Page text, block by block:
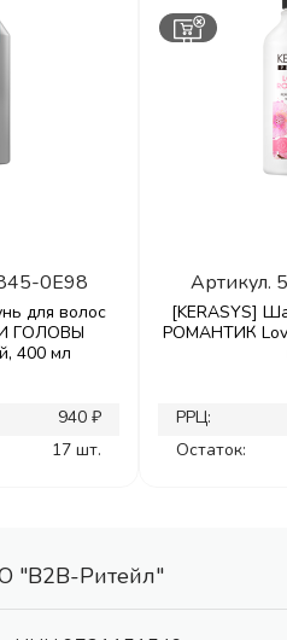
0E98
для волос
ГОЛОВЫ
400 мл
940 ₽
17 шт.
Артикул.
[KERASYS]
РОМАНТИК
РРЦ:
Остаток:
"В2В-Ритейл"